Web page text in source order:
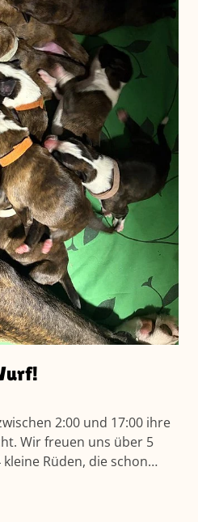
2:00 und 17:00 ihre
Wir freuen uns über 5
Rüden, die schon…